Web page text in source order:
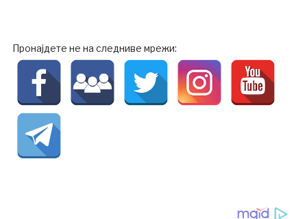
Пронајдете не на следниве мрежи: